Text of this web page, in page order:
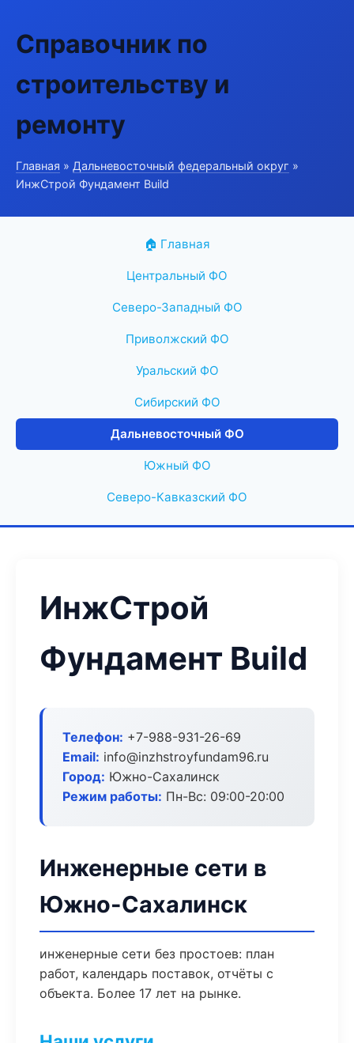
Справочник по
строительству и
ремонту
Главная » Дальневосточный федеральный округ »
ИнжСтрой Фундамент Build
🏠 Главная
Центральный ФО
Северо-Западный ФО
Приволжский ФО
Уральский ФО
Сибирский ФО
Дальневосточный ФО
Южный ФО
Северо-Кавказский ФО
ИнжСтрой
Фундамент Build
Телефон: +7-988-931-26-69
Email: info@inzhstroyfundam96.ru
Город: Южно-Сахалинск
Режим работы: Пн-Вс: 09:00-20:00
Инженерные сети в
Южно-Сахалинск
инженерные сети без простоев: план
работ, календарь поставок, отчёты с
объекта. Более 17 лет на рынке.